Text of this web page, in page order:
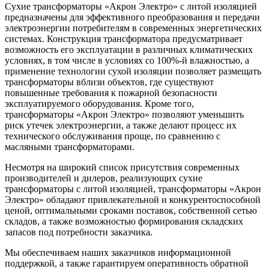
Сухие трансформаторы «Акрон Электро» с литой изоляцией
предназначены для эффективного преобразования и передачи
электроэнергии потребителям в современных энергетических
системах. Конструкция трансформатора предусматривает
возможность его эксплуатации в различных климатических
условиях, в том числе в условиях со 100%-й влажностью, а
применение технологии сухой изоляции позволяет размещать
трансформаторы вблизи объектов, где существуют
повышенные требования к пожарной безопасности
эксплуатируемого оборудования. Кроме того,
трансформаторы «Акрон Электро» позволяют уменьшить
риск утечек электроэнергии, а также делают процесс их
технического обслуживания проще, по сравнению с
масляными трансформаторами.
Несмотря на широкий список присутствия современных
производителей и дилеров, реализующих сухие
трансформаторы с литой изоляцией, трансформаторы «Акрон
Электро» обладают привлекательной и конкурентоспособной
ценой, оптимальными сроками поставок, собственной сетью
складов, а также возможностью формирования складских
запасов под потребности заказчика.
Мы обеспечиваем наших заказчиков информационной
поддержкой, а также гарантируем оперативность обратной